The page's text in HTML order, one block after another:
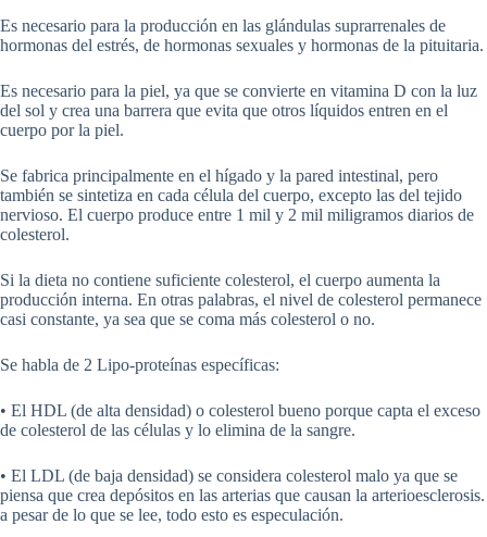
Es necesario para la producción en las glándulas suprarrenales de
hormonas del estrés, de hormonas sexuales y hormonas de la pituitaria.
Es necesario para la piel, ya que se convierte en vitamina D con la luz
del sol y crea una barrera que evita que otros líquidos entren en el
cuerpo por la piel.
Se fabrica principalmente en el hígado y la pared intestinal, pero
también se sintetiza en cada célula del cuerpo, excepto las del tejido
nervioso. El cuerpo produce entre 1 mil y 2 mil miligramos diarios de
colesterol.
Si la dieta no contiene suficiente colesterol, el cuerpo aumenta la
producción interna. En otras palabras, el nivel de colesterol permanece
casi constante, ya sea que se coma más colesterol o no.
Se habla de 2 Lipo-proteínas específicas:
• El HDL (de alta densidad) o colesterol bueno porque capta el exceso
de colesterol de las células y lo elimina de la sangre.
• El LDL (de baja densidad) se considera colesterol malo ya que se
piensa que crea depósitos en las arterias que causan la arterioesclerosis.
a pesar de lo que se lee, todo esto es especulación.